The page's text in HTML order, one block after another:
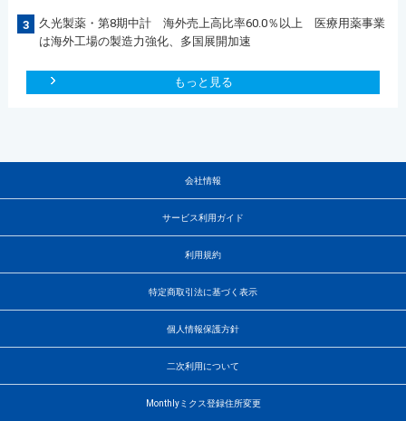
3
久光製薬・第8期中計 海外売上高比率60.0％以上 医療用薬事業
は海外工場の製造力強化、多国展開加速
もっと見る
会社情報
サービス利用ガイド
利用規約
特定商取引法に基づく表示
個人情報保護方針
二次利用について
Monthlyミクス登録住所変更